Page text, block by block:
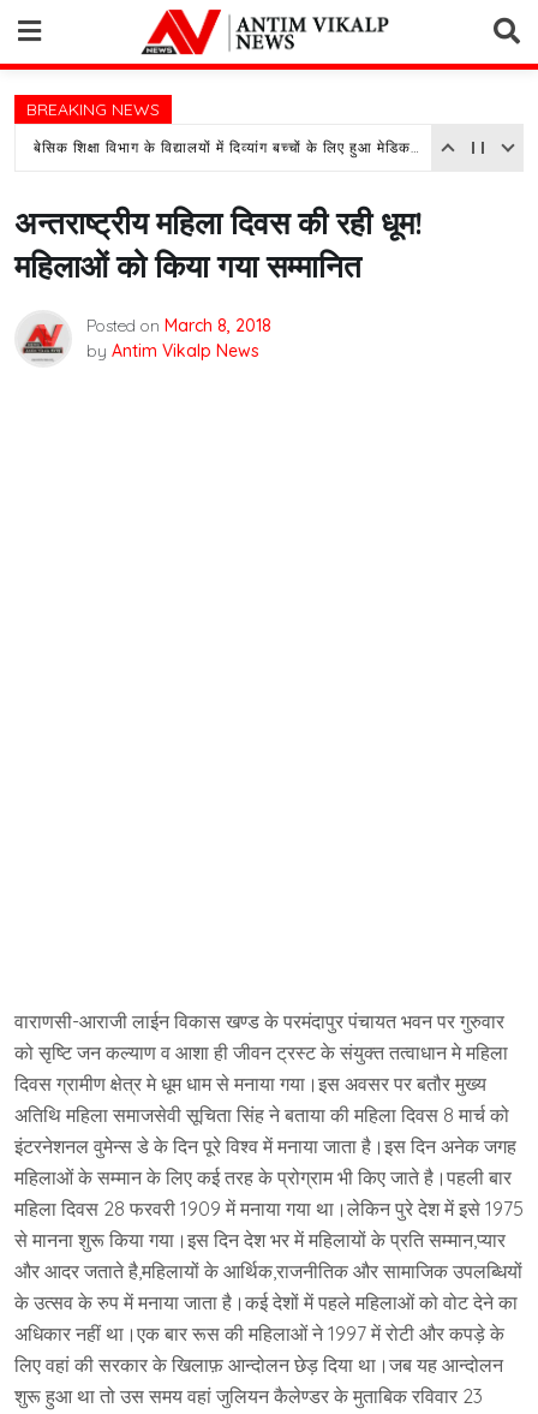
content
BREAKING NEWS
बेसिक शिक्षा विभाग के विद्यालयों में दिव्यांग बच्चों के लिए हुआ मेडिकल असेसमेंट कैम्प का आयोजन
अन्तराष्ट्रीय महिला दिवस की रही धूम!
महिलाओं को किया गया सम्मानित
Posted on March 8, 2018
by Antim Vikalp News
वाराणसी-आराजी लाईन विकास खण्ड के परमंदापुर पंचायत भवन पर गुरुवार
को सृष्टि जन कल्याण व आशा ही जीवन ट्रस्ट के संयुक्त तत्वाधान मे महिला
दिवस ग्रामीण क्षेत्र मे धूम धाम से मनाया गया।इस अवसर पर बतौर मुख्य
अतिथि महिला समाजसेवी सूचिता सिंह ने बताया की महिला दिवस 8 मार्च को
इंटरनेशनल वुमेन्स डे के दिन पूरे विश्व में मनाया जाता है।इस दिन अनेक जगह
महिलाओं के सम्मान के लिए कई तरह के प्रोग्राम भी किए जाते है।पहली बार
महिला दिवस 28 फरवरी 1909 में मनाया गया था।लेकिन पुरे देश में इसे 1975
से मानना शुरू किया गया।इस दिन देश भर में महिलायों के प्रति सम्मान,प्यार
और आदर जताते है,महिलायों के आर्थिक,राजनीतिक और सामाजिक उपलब्धियों
के उत्सव के रुप में मनाया जाता है।कई देशों में पहले महिलाओं को वोट देने का
अधिकार नहीं था।एक बार रूस की महिलाओं ने 1997 में रोटी और कपड़े के
लिए वहां की सरकार के खिलाफ़ आन्दोलन छेड़ दिया था।जब यह आन्दोलन
शुरू हुआ था तो उस समय वहां जुलियन कैलेण्डर के मुताबिक रविवार 23